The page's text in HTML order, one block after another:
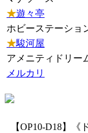
★遊々亭
ホビーステーショ
★駿河屋
アメニティドリー
メルカリ
【OP10-D18】